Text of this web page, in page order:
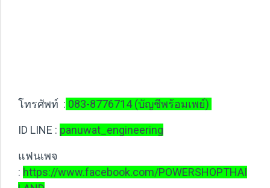
โทรศัพท์ : 083-8776714 (บัญชีพร้อมเพย์)
ID LINE : panuwat_engineering
แฟนเพจ
: https://www.facebook.com/POWERSHOPTHAI